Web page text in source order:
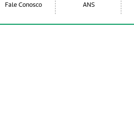
Fale Conosco ANS